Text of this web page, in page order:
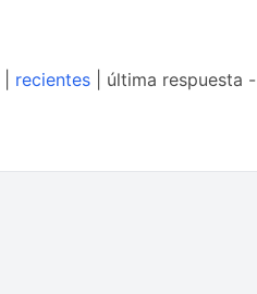
recientes | última respuesta -